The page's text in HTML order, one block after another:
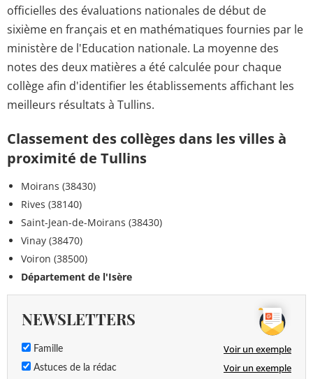
officielles des évaluations nationales de début de
sixième en français et en mathématiques fournies par le
ministère de l'Education nationale. La moyenne des
notes des deux matières a été calculée pour chaque
collège afin d'identifier les établissements affichant les
meilleurs résultats à Tullins.
Classement des collèges dans les villes à
proximité de Tullins
Moirans (38430)
Rives (38140)
Saint-Jean-de-Moirans (38430)
Vinay (38470)
Voiron (38500)
Département de l'Isère
NEWSLETTERS
Famille Voir un exemple
Astuces de la rédac Voir un exemple